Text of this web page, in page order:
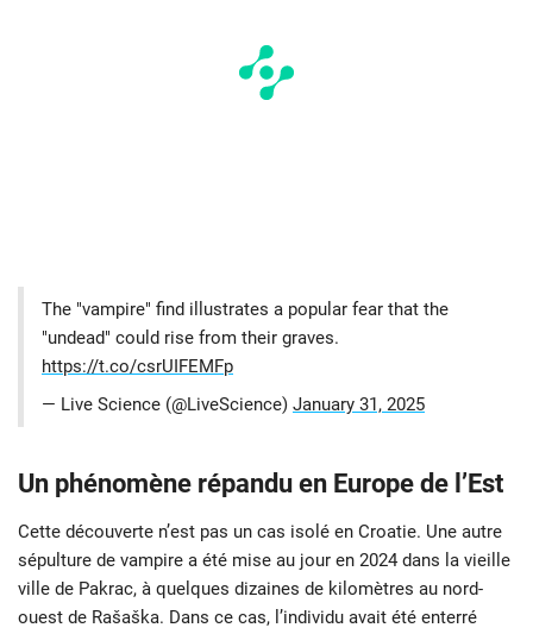
The "vampire" find illustrates a popular fear that the
"undead" could rise from their graves.
https://t.co/csrUIFEMFp
— Live Science (@LiveScience) January 31, 2025
Un phénomène répandu en Europe de l’Est
Cette découverte n’est pas un cas isolé en Croatie. Une autre
sépulture de vampire a été mise au jour en 2024 dans la vieille
ville de Pakrac, à quelques dizaines de kilomètres au nord-
ouest de Rašaška. Dans ce cas, l’individu avait été enterré